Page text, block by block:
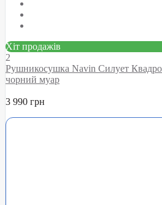
Хіт продажів
2
Рушникосушка Navin Силует Квадро
чорний муар
3 990 грн